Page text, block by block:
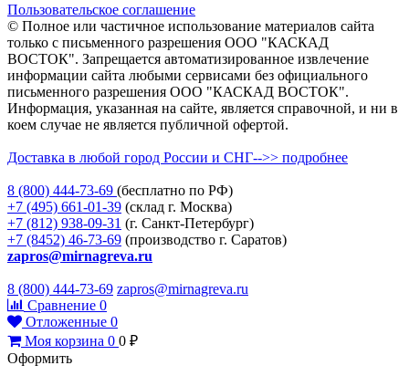
Пользовательское соглашение
© Полное или частичное использование материалов сайта
только с письменного разрешения ООО "КАСКАД
ВОСТОК". Запрещается автоматизированное извлечение
информации сайта любыми сервисами без официального
письменного разрешения ООО "КАСКАД ВОСТОК".
Информация, указанная на сайте, является справочной, и ни в
коем случае не является публичной офертой.
Доставка в любой город России и СНГ-->> подробнее
8 (800) 444-73-69 (бесплатно по РФ)
+7 (495) 661-01-39 (склад г. Москва)
+7 (812) 938-09-31 (г. Санкт-Петербург)
+7 (8452) 46-73-69 (производство г. Саратов)
zapros@mirnagreva.ru
8 (800) 444-73-69 zapros@mirnagreva.ru
Сравнение 0
Отложенные 0
Моя корзина 0 0 ₽
Оформить